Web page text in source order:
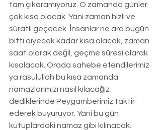
tam çıkaramıyoruz. O zamanda günler
çok kısa olacak. Yani zaman hızlı ve
süratli geçecek. İnsanlar ne ara bugün
bitti diyecek kadar kısa olacak, zaman
saat olarak değil, geçme süresi olarak
kısalacak. Orada sahebe efendilerimiz
ya rasulullah bu kısa zamanda
namazlarımızı nasıl kılacağız
dediklerinde Peygamberimiz taktir
ederek buyuruyor. Yani bu gün
kutuplardaki namaz gibi kılınacak.